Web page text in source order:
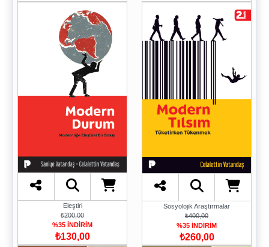
Eleştiri
₺200,00
%35 İNDİRİM
₺130,00
Sosyolojik Araştırmalar
₺400,00
%35 İNDİRİM
₺260,00